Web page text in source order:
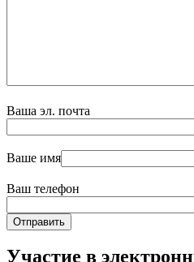
Ваша эл. почта
Ваше имя
Ваш телефон
Участие в